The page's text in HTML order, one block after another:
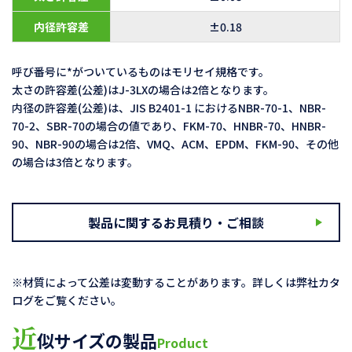
内径許容差
±0.18
呼び番号に*がついているものはモリセイ規格です。
太さの許容差(公差)はJ-3LXの場合は2倍となります。
内径の許容差(公差)は、JIS B2401-1 におけるNBR-70-1、NBR-
70-2、SBR-70の場合の値であり、FKM-70、HNBR-70、HNBR-
90、NBR-90の場合は2倍、VMQ、ACM、EPDM、FKM-90、その他
の場合は3倍となります。
製品に関するお見積り・ご相談
※材質によって公差は変動することがあります。詳しくは弊社カタ
ログをご覧ください。
近似サイズの製品Product